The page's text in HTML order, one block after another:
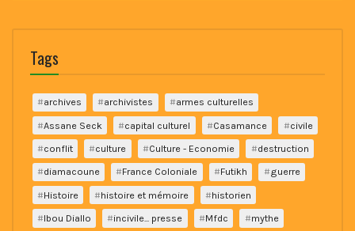
Tags
archives archivistes
armes culturelles
Assane Seck
capital culturel Casamance
civile
conflit
culture Culture - Economie
destruction
diamacoune
France Coloniale Futikh
guerre
Histoire
histoire et mémoire
historien
Ibou Diallo
incivile... presse Mfdc
mythe